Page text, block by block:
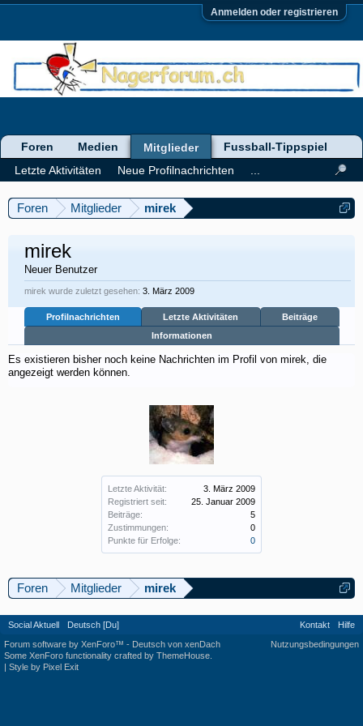
Anmelden oder registrieren
Foren Mitglieder mirek
Letzte Aktivität:
3. März 2009
Registriert seit:
25. Januar 2009
Beiträge:
5
Zustimmungen:
0
Punkte für Erfolge:
0
mirek
Neuer Benutzer
mirek wurde zuletzt gesehen: 3. März 2009
Profilnachrichten Letzte Aktivitäten
Beiträge
Informationen
Es existieren bisher noch keine Nachrichten im Profil von mirek, die
angezeigt werden können.
Foren Mitglieder mirek
Foren Medien
Mitglieder
Letzte Aktivitäten
Neue Profilnachrichten
Fussball-Tippspiel
Social Aktuell Deutsch [Du] Kontakt
Hilfe
Nutzungsbedingungen
Forum software by XenForo™ - Deutsch von xenDach
Some XenForo functionality crafted by ThemeHouse
| Style by Pixel Exit